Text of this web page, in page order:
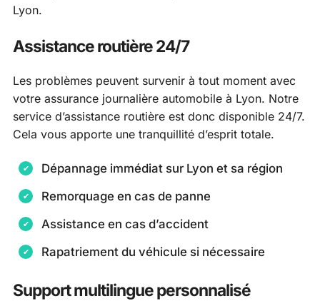
Lyon.
Assistance routière 24/7
Les problèmes peuvent survenir à tout moment avec
votre assurance journalière automobile à Lyon. Notre
service d’assistance routière est donc disponible 24/7.
Cela vous apporte une tranquillité d’esprit totale.
Dépannage immédiat sur Lyon et sa région
Remorquage en cas de panne
Assistance en cas d’accident
Rapatriement du véhicule si nécessaire
Support multilingue personnalisé